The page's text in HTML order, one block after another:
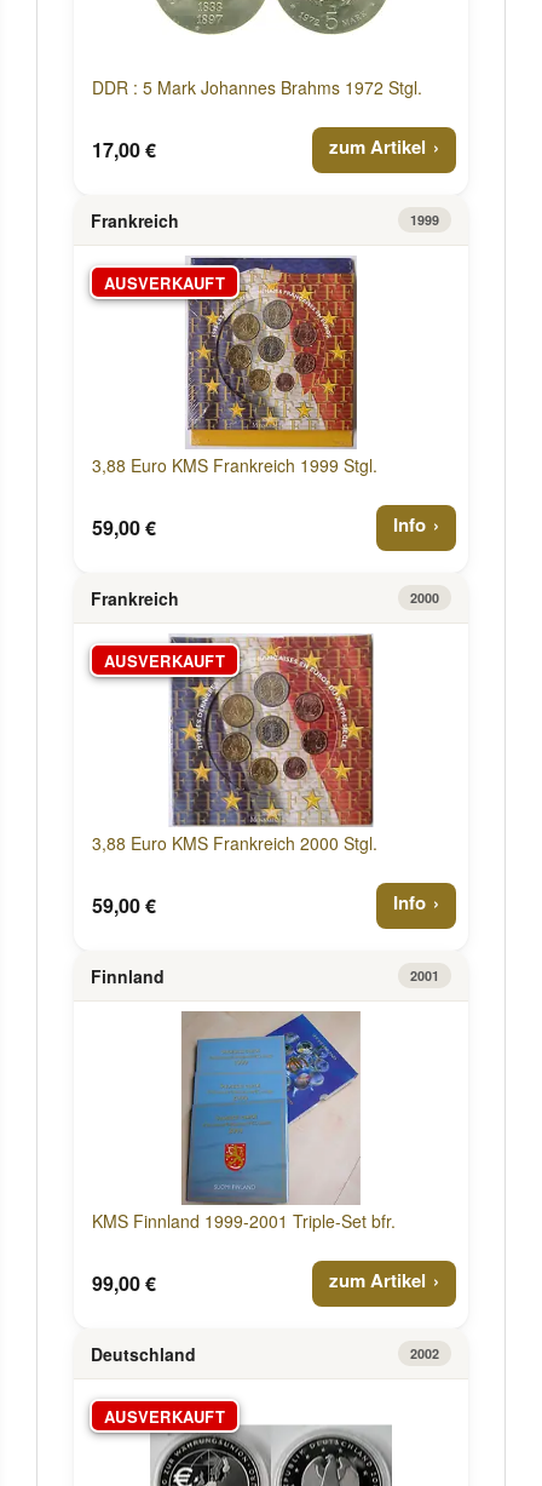
DDR : 5 Mark Johannes Brahms 1972 Stgl.
17,00 € zum Artikel
Frankreich 1999
AUSVERKAUFT
3,88 Euro KMS Frankreich 1999 Stgl.
59,00 € Info
Frankreich 2000
AUSVERKAUFT
3,88 Euro KMS Frankreich 2000 Stgl.
59,00 € Info
Finnland 2001
KMS Finnland 1999-2001 Triple-Set bfr.
99,00 € zum Artikel
Deutschland 2002
AUSVERKAUFT